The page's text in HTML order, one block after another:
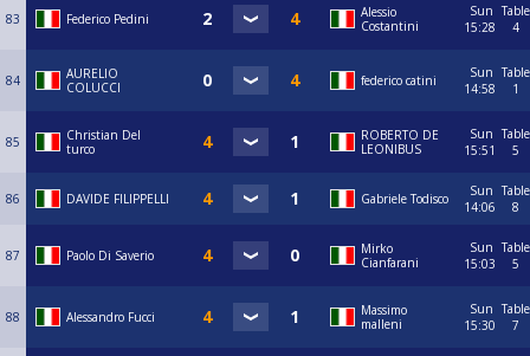
83 Federico Pedini
Alessio
Costantini
Sun
15:28
Table
4
84
AURELIO
COLUCCI
federico catini
Sun
14:58
Table
1
85
Christian Del
turco
ROBERTO DE
LEONIBUS
Sun
15:51
Table
5
86 DAVIDE FILIPPELLI Gabriele Todisco
Sun
14:06
Table
8
87 Paolo Di Saverio
Mirko
Cianfarani
Sun
15:03
Table
5
88 Alessandro Fucci
Massimo
malleni
Sun
15:30
Table
7